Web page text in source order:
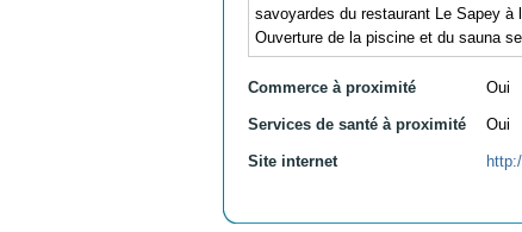
savoyardes du restaurant Le Sapey
Ouverture de la piscine et du sauna
Commerce à proximité Oui
Services de santé à proximité Oui
Site internet